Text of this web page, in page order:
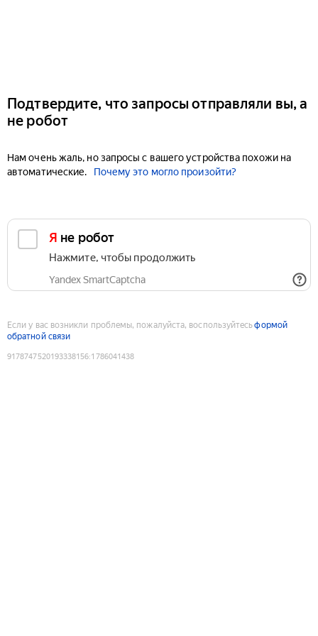
Подтвердите, что запросы отправляли вы, а
не робот
Нам очень жаль, но запросы с вашего устройства похожи на
автоматические.
Почему это могло произойти?
Я не робот
Нажмите, чтобы продолжить
Yandex SmartCaptcha
Если у вас возникли проблемы, пожалуйста, воспользуйтесьформой
обратной связи
9178747520193338156:1786041438